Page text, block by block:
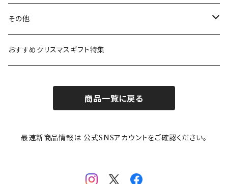
ガラスウェア
カトラリー
ピーターラビット
ポケットモンスター
mofusand（モフサンド）
mofsand×日比谷花壇
LAURA ASHLEY(ローラ アシュレイ)
Finlayson(フィンレイソン)
HANAE MORI(ハナエモリ)
THE BEATLES(ザ・ビートルズ)
Cecera(セセラ)
CELEC(セレック)
隅切り重箱
さざなみ
吉祥
メイメイウェア
SoSo(ソソ）
その他
リサイクル食器
おすすめクリスマスギフト特集
商品一覧に戻る
最速新商品情報は 公式SNSアカウントをご確認ください。